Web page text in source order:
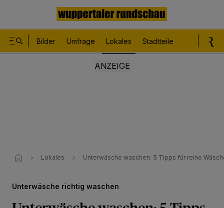
Bilder Umfrage Lokales Stadtteile
Lokales Unterwäsche waschen: 5 Tipps für reine
Unterwäsche richtig waschen